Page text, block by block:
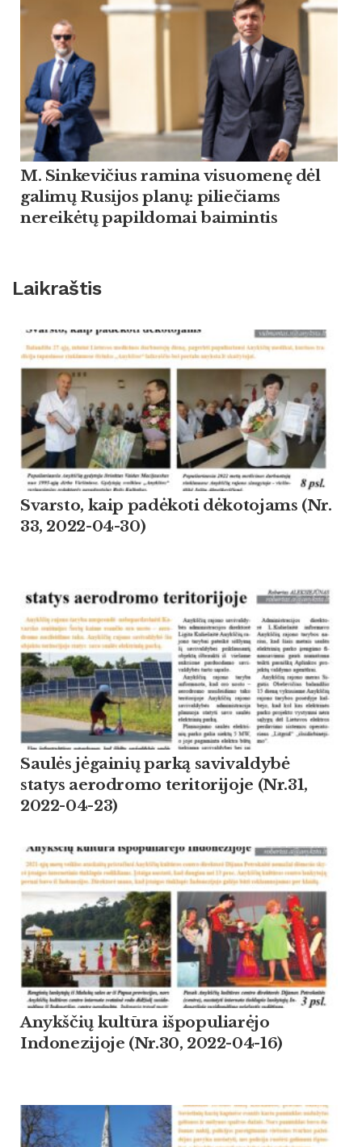
M. Sinkevičius ramina visuomenę dėl
galimų Rusijos planų: piliečiams
nereikėtų papildomai baimintis
Laikraštis
Svarsto, kaip padėkoti dėkotojams (Nr.
33, 2022-04-30)
Saulės jėgainių parką savivaldybė
statys aerodromo teritorijoje (Nr.31,
2022-04-23)
Anykščių kultūra išpopuliarėjo
Indonezijoje (Nr.30, 2022-04-16)